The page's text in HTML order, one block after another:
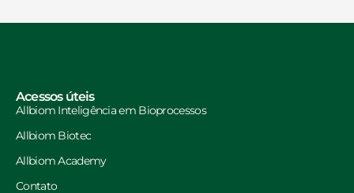
Acessos úteis
Allbiom Inteligência em Bioprocessos
Allbiom Biotec
Allbiom Academy
Contato